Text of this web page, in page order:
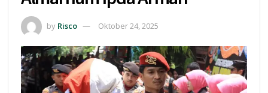
by Risco Oktober 24, 2025